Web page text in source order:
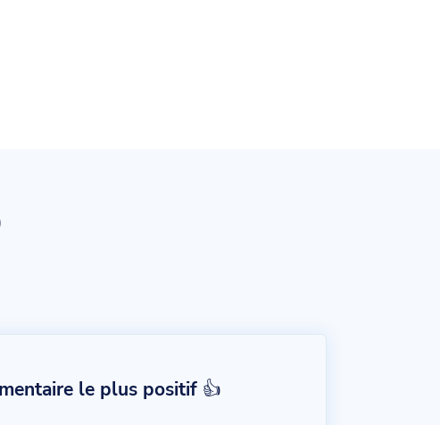
le plus positif 👍